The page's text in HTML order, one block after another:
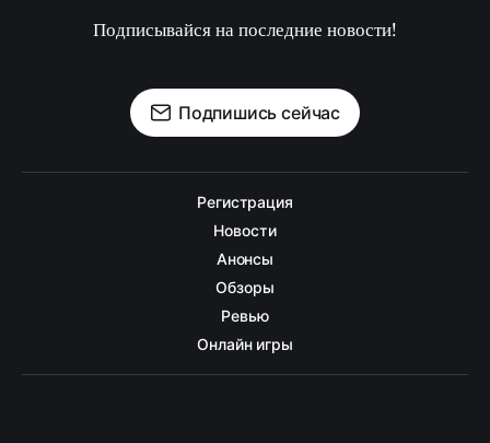
Подписывайся на последние новости!
Подпишись сейчас
Регистрация
Новости
Анонсы
Обзоры
Ревью
Онлайн игры